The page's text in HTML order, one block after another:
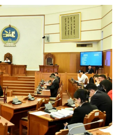
а
л
ц
а
х
э
э
х